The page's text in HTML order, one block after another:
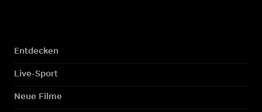
Entdecken
Live-Sport
Neue Filme